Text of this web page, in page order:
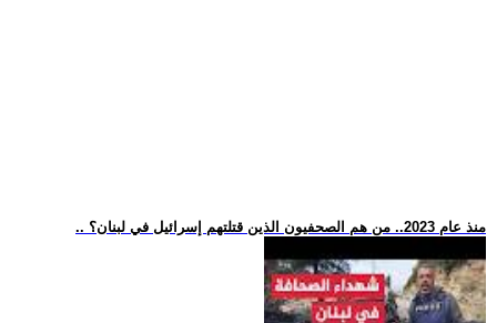
.. منذ عام 2023.. من هم الصحفيون الذين قتلتهم إسرائيل في لبنان؟